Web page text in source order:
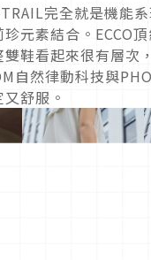
完全就是機能
元素結合。ECCO
鞋看起來很有層次
自然律動科技與
舒服。